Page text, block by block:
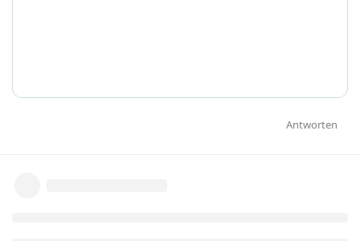
Antworten